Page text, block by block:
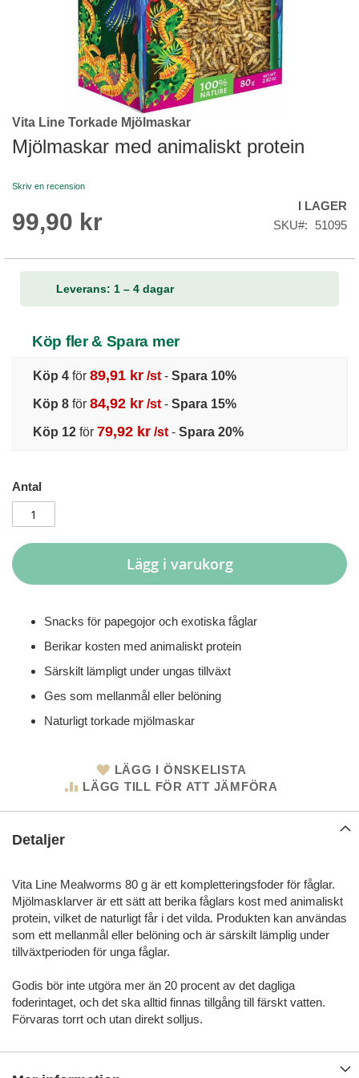
Skip
to
the
of
images
Vita Line Torkade Mjölmaskar
Mjölmaskar med animaliskt protein
Skriv en recension
99,90 kr
I LAGER
SKU
51095
Leverans: 1 – 4 dagar
Köp fler & Spara mer
Köp 4 för 89,91 kr /st - Spara 10%
Köp 8 för 84,92 kr /st - Spara 15%
Köp 12 för 79,92 kr /st - Spara 20%
Antal
Lägg i varukorg
Snacks för papegojor och exotiska fåglar
Berikar kosten med animaliskt protein
Särskilt lämpligt under ungas tillväxt
Ges som mellanmål eller belöning
Naturligt torkade mjölmaskar
LÄGG I ÖNSKELISTA
LÄGG TILL FÖR ATT JÄMFÖRA
Detaljer
Vita Line Mealworms 80 g är ett kompletteringsfoder för fåglar.
Mjölmasklarver är ett sätt att berika fåglars kost med animaliskt
protein, vilket de naturligt får i det vilda. Produkten kan användas
som ett mellanmål eller belöning och är särskilt lämplig under
tillväxtperioden för unga fåglar.
Godis bör inte utgöra mer än 20 procent av det dagliga
foderintaget, och det ska alltid finnas tillgång till färskt vatten.
Förvaras torrt och utan direkt solljus.